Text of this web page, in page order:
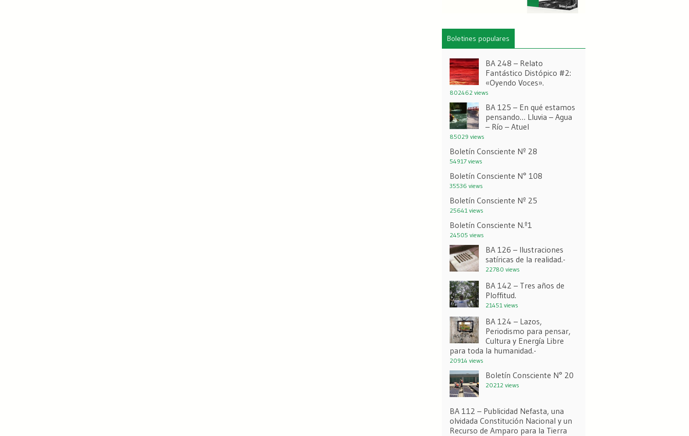
Boletines populares
BA 248 – Relato
Fantástico Distópico #2:
«Oyendo Voces».
802462 views
BA 125 – En qué estamos
pensando… Lluvia – Agua
– Río – Atuel
85029 views
Boletín Consciente Nº 28
54917 views
Boletín Consciente N° 108
35536 views
Boletín Consciente Nº 25
25641 views
Boletín Consciente N.º1
24505 views
BA 126 – Ilustraciones
satíricas de la realidad.-
22780 views
BA 142 – Tres años de
Ploffitud.
21451 views
BA 124 – Lazos,
Periodismo para pensar,
Cultura y Energía Libre
para toda la humanidad.-
20914 views
Boletín Consciente N° 20
20212 views
BA 112 – Publicidad Nefasta, una
olvidada Constitución Nacional y un
Recurso de Amparo para la Tierra